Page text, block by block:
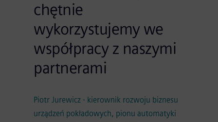
chętnie
wykorzystujemy we
współpracy z naszymi
partnerami
Piotr Jurewicz - kierownik rozwoju biznesu
urządzeń pokładowych, pionu automatyki